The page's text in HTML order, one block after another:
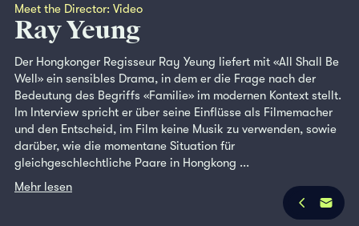
Meet the Director: Video
Ray Yeung
Der Hongkonger Regisseur Ray Yeung liefert mit «All Shall Be
Well» ein sensibles Drama, in dem er die Frage nach der
Bedeutung des Begriffs «Familie» im modernen Kontext stellt.
Im Interview spricht er über seine Einflüsse als Filmemacher
und den Entscheid, im Film keine Musik zu verwenden, sowie
darüber, wie die momentane Situation für
gleichgeschlechtliche Paare in Hongkong ...
Mehr lesen